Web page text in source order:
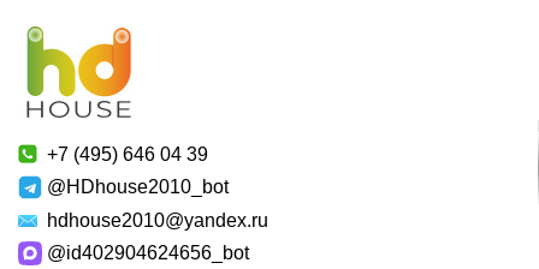
+7 (495) 646 04 39
@HDhouse2010_bot
hdhouse2010@yandex.ru
@id402904624656_bot